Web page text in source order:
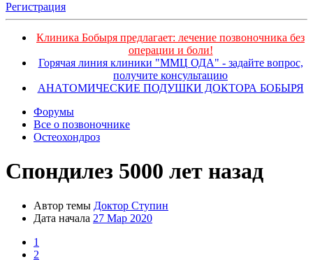
Регистрация
Клиника Бобыря предлагает: лечение позвоночника без
операции и боли!
Горячая линия клиники "ММЦ ОДА" - задайте вопрос,
получите консультацию
АНАТОМИЧЕСКИЕ ПОДУШКИ ДОКТОРА БОБЫРЯ
Форумы
Все о позвоночнике
Остеохондроз
Спондилез 5000 лет назад
Автор темы Доктор Ступин
Дата начала 27 Мар 2020
1
2